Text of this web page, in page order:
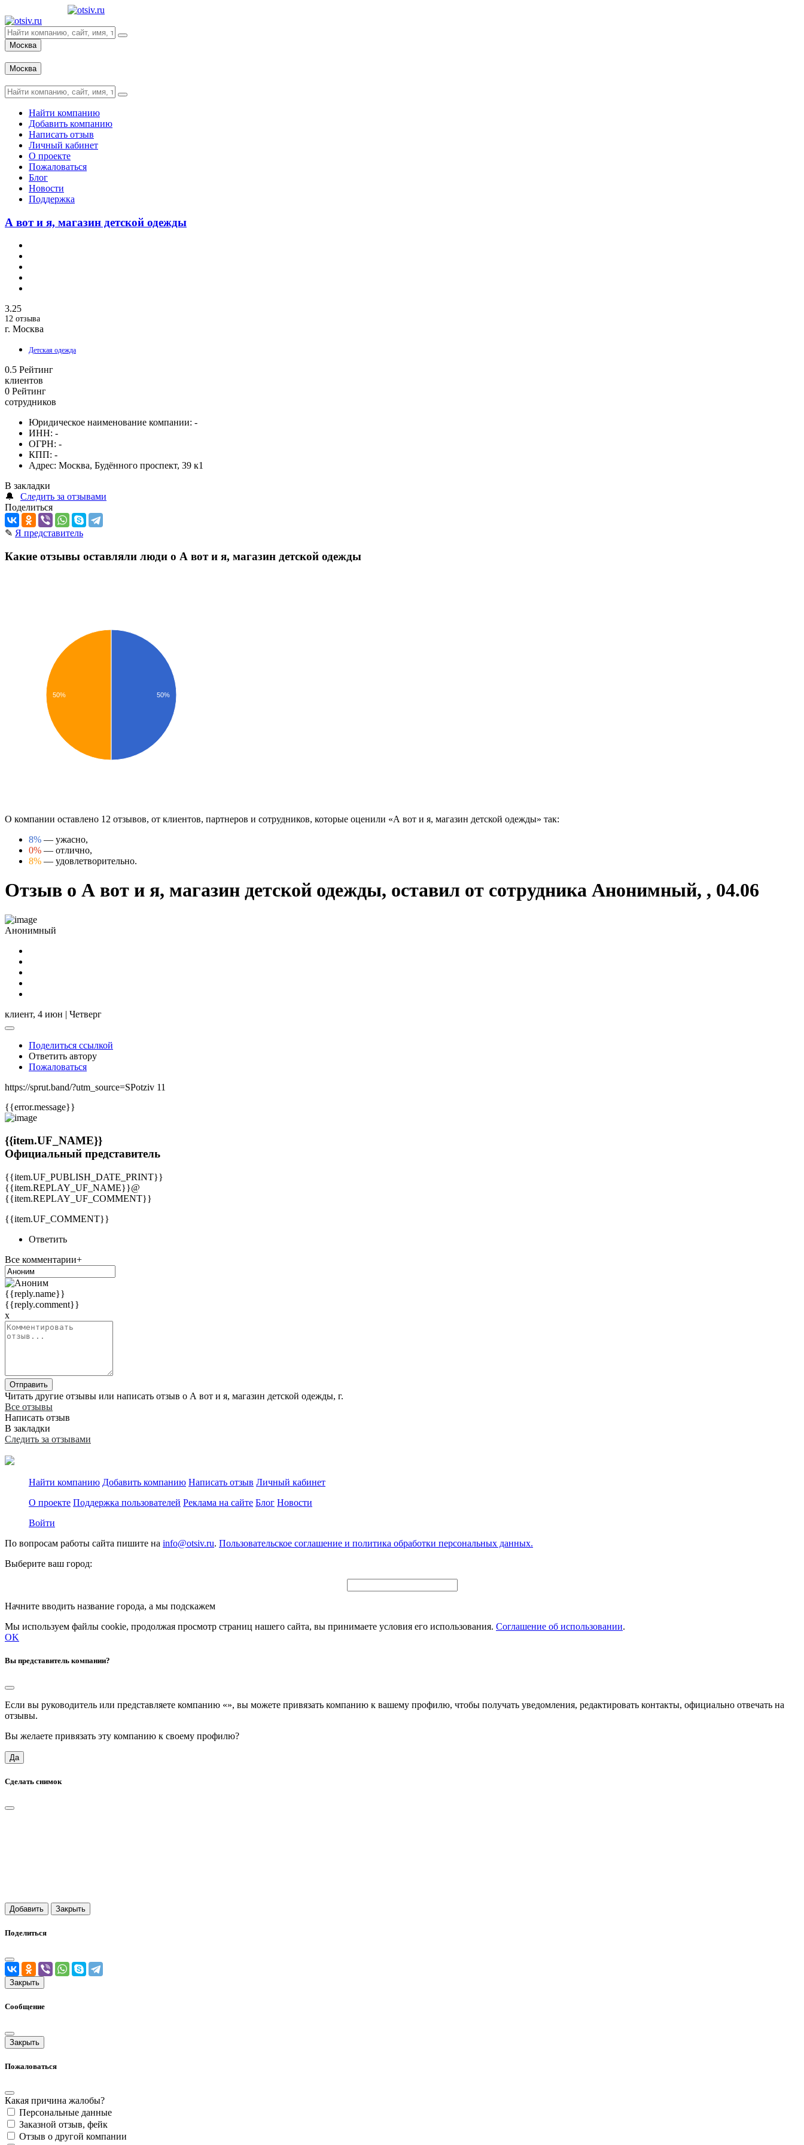
Москва
Москва
Найти компанию
Добавить компанию
Написать отзыв
Личный кабинет
О проекте
Пожаловаться
Блог
Новости
Поддержка
А вот и я, магазин детской одежды
3.25
12 отзыва
г. Москва
Детская одежда
0.5 Рейтинг
клиентов
0 Рейтинг
сотрудников
Юридическое наименование компании: -
ИНН: -
ОГРН: -
КПП: -
Адрес: Москва, Будённого проспект, 39 к1
В закладки
🔔
Следить за отзывами
Поделиться
✎ Я представитель
Какие отзывы оставляли люди о А вот и я, магазин детской одежды
50% 50%
О компании оставлено 12 отзывов, от клиентов, партнеров и сотрудников, которые оценили «А вот и я, магазин детской одежды» так:
8% — ужасно,
0% — отлично,
8% — удовлетворительно.
Отзыв о А вот и я, магазин детской одежды, оставил от сотрудника Анонимный, , 04.06
Анонимный
клиент, 4 июн | Четверг
Поделиться ссылкой
Ответить автору
Пожаловаться
https://sprut.band/?utm_source=SPotziv 11
{{error.message}}
{{item.UF_NAME}}
Официальный представитель
{{item.UF_PUBLISH_DATE_PRINT}}
{{item.REPLAY_UF_NAME}}@
{{item.REPLAY_UF_COMMENT}}
{{item.UF_COMMENT}}
Ответить
Все комментарии+
{{reply.name}}
{{reply.comment}}
x
Отправить
Читать другие отзывы или написать отзыв о А вот и я, магазин детской одежды, г.
Все отзывы
Написать отзыв
В закладки
Следить за отзывами
Найти компанию Добавить компанию Написать отзыв Личный кабинет
О проекте Поддержка пользователей Реклама на сайте Блог Новости
Войти
По вопросам работы сайта пишите на info@otsiv.ru. Пользовательское соглашение и политика обработки персональных данных.
Выберите ваш город:
Начните вводить название города, а мы подскажем
Мы используем файлы cookie, продолжая просмотр страниц нашего сайта, вы принимаете условия его использования. Соглашение об использовании.
OK
Вы представитель компании?
Если вы руководитель или представляете компанию «», вы можете привязать компанию к вашему профилю, чтобы получать уведомления, редактировать контакты, официально отвечать на
отзывы.
Вы желаете привязать эту компанию к своему профилю?
Да
Сделать снимок
Добавить Закрыть
Поделиться
Закрыть
Сообщение
Закрыть
Пожаловаться
Какая причина жалобы?
Персональные данные
Заказной отзыв, фейк
Отзыв о другой компании